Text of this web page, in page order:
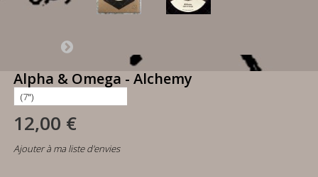
Alpha & Omega - Alchemy
12,00 €
Ajouter à ma liste d'envies